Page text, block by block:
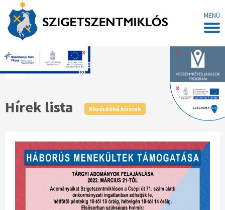
MENÜ
x
x
x
Főoldal
Hírek lista Közérdekű híreink